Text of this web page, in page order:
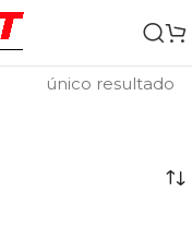
único resultado